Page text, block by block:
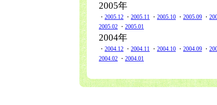
2005年
・ 2005.12 ・ 2005.11 ・ 2005.10 ・ 2005.09 ・
2005.02 ・ 2005.01
2004年
・ 2004.12 ・ 2004.11 ・ 2004.10 ・ 2004.09 ・
2004.02 ・ 2004.01